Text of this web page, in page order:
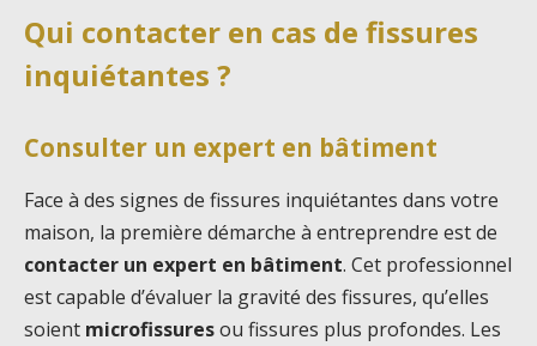
Qui contacter en cas de fissures
inquiétantes ?
Consulter un expert en bâtiment
Face à des signes de fissures inquiétantes dans votre
maison, la première démarche à entreprendre est de
contacter un expert en bâtiment. Cet professionnel
est capable d’évaluer la gravité des fissures, qu’elles
soient microfissuresou fissures plus profondes. Les